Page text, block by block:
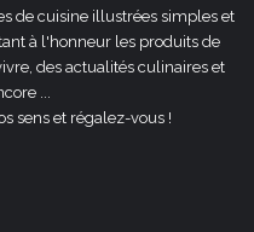
de cuisine illustrées simples et
à l'honneur les produits de
des actualités culinaires et
...
sens et régalez-vous !